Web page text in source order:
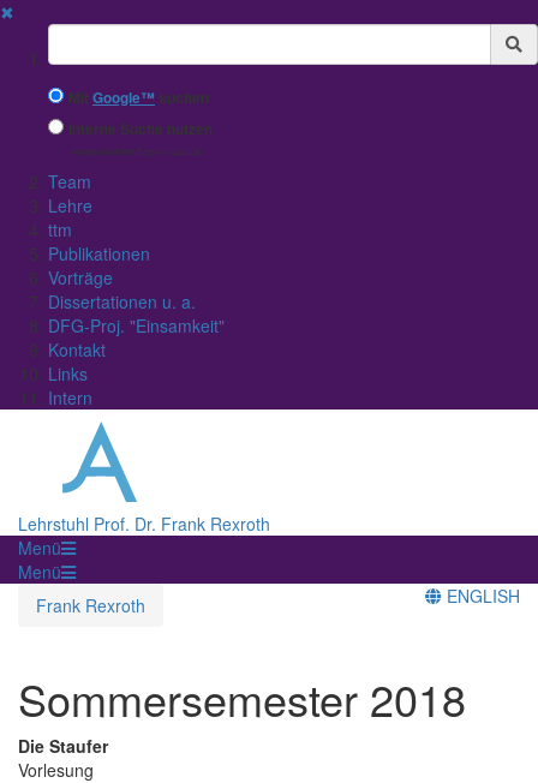
✖
Suchbegriff
MitGoogle™ suchen
Interne Suche nutzen
(eingeschränkte Ergebnisqualität)
Team
Lehre
ttm
Publikationen
Vorträge
Dissertationen u. a.
DFG-Proj. "Einsamkeit"
Kontakt
Links
Intern
Lehrstuhl Prof. Dr. Frank Rexroth
Menü
Menü
Frank Rexroth
ENGLISH
Sommersemester 2018
Die Staufer
Vorlesung